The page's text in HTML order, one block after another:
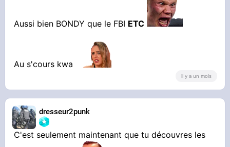
YOUTUBE
PIERRE JOVANOVIC : ce qu'il dit de plus
GLAÇANT sur le SCANDALE du Vatican |
Aussi bien BONDY que le FBI ETC
Au s'cours kwa
il y a un mois
dresseur2punk
C'est seulement maintenant que tu découvres les